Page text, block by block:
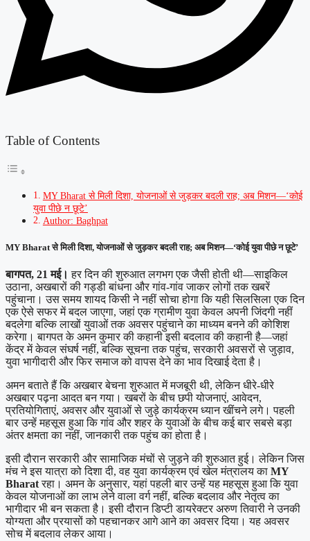
Table of Contents
MY Bharat से मिली दिशा, योजनाओं से जुड़कर बदली राह; अब मिशन—‘कोई
युवा पीछे न छूटे’
Author: Baghpat
MY Bharat से मिली दिशा, योजनाओं से जुड़कर बदली राह; अब मिशन—‘कोई युवा पीछे न छूटे’
बागपत, 21 मई।हर दिन की शुरुआत लगभग एक जैसी होती थी—साइकिल
उठाना, अखबारों की गड्डी बांधना और गांव-गांव जाकर लोगों तक खबरें
पहुंचाना। उस समय शायद किसी ने नहीं सोचा होगा कि यही सिलसिला एक दिन
एक ऐसे सफर में बदल जाएगा, जहां एक ग्रामीण युवा केवल अपनी जिंदगी नहीं
बदलेगा बल्कि लाखों युवाओं तक अवसर पहुंचाने का माध्यम बनने की कोशिश
करेगा। बागपत के अमन कुमार की कहानी इसी बदलाव की कहानी है—जहां
केंद्र में केवल संघर्ष नहीं, बल्कि सूचना तक पहुंच, सरकारी अवसरों से जुड़ाव,
युवा भागीदारी और फिर समाज को वापस देने का भाव दिखाई देता है।
अमन बताते हैं कि अखबार बेचना शुरुआत में मजबूरी थी, लेकिन धीरे-धीरे
अखबार पढ़ना आदत बन गया। खबरों के बीच छपी योजनाएं, आवेदन,
प्रतियोगिताएं, अवसर और युवाओं से जुड़े कार्यक्रम ध्यान खींचने लगे। पहली
बार उन्हें महसूस हुआ कि गांव और शहर के युवाओं के बीच कई बार सबसे बड़ा
अंतर क्षमता का नहीं, जानकारी तक पहुंच का होता है।
इसी दौरान सरकारी और सामाजिक मंचों से जुड़ने की शुरुआत हुई। लेकिन जिस
मंच ने इस यात्रा को दिशा दी, वह युवा कार्यक्रम एवं खेल मंत्रालय का MY
Bharatरहा। अमन के अनुसार, यहां पहली बार उन्हें यह महसूस हुआ कि युवा
केवल योजनाओं का लाभ लेने वाला वर्ग नहीं, बल्कि बदलाव और नेतृत्व का
भागीदार भी बन सकता है। इसी दौरान डिप्टी डायरेक्टर अरुण तिवारी ने उनकी
योग्यता और प्रयासों को पहचानकर आगे आने का अवसर दिया। यह अवसर
सोच में बदलाव लेकर आया।